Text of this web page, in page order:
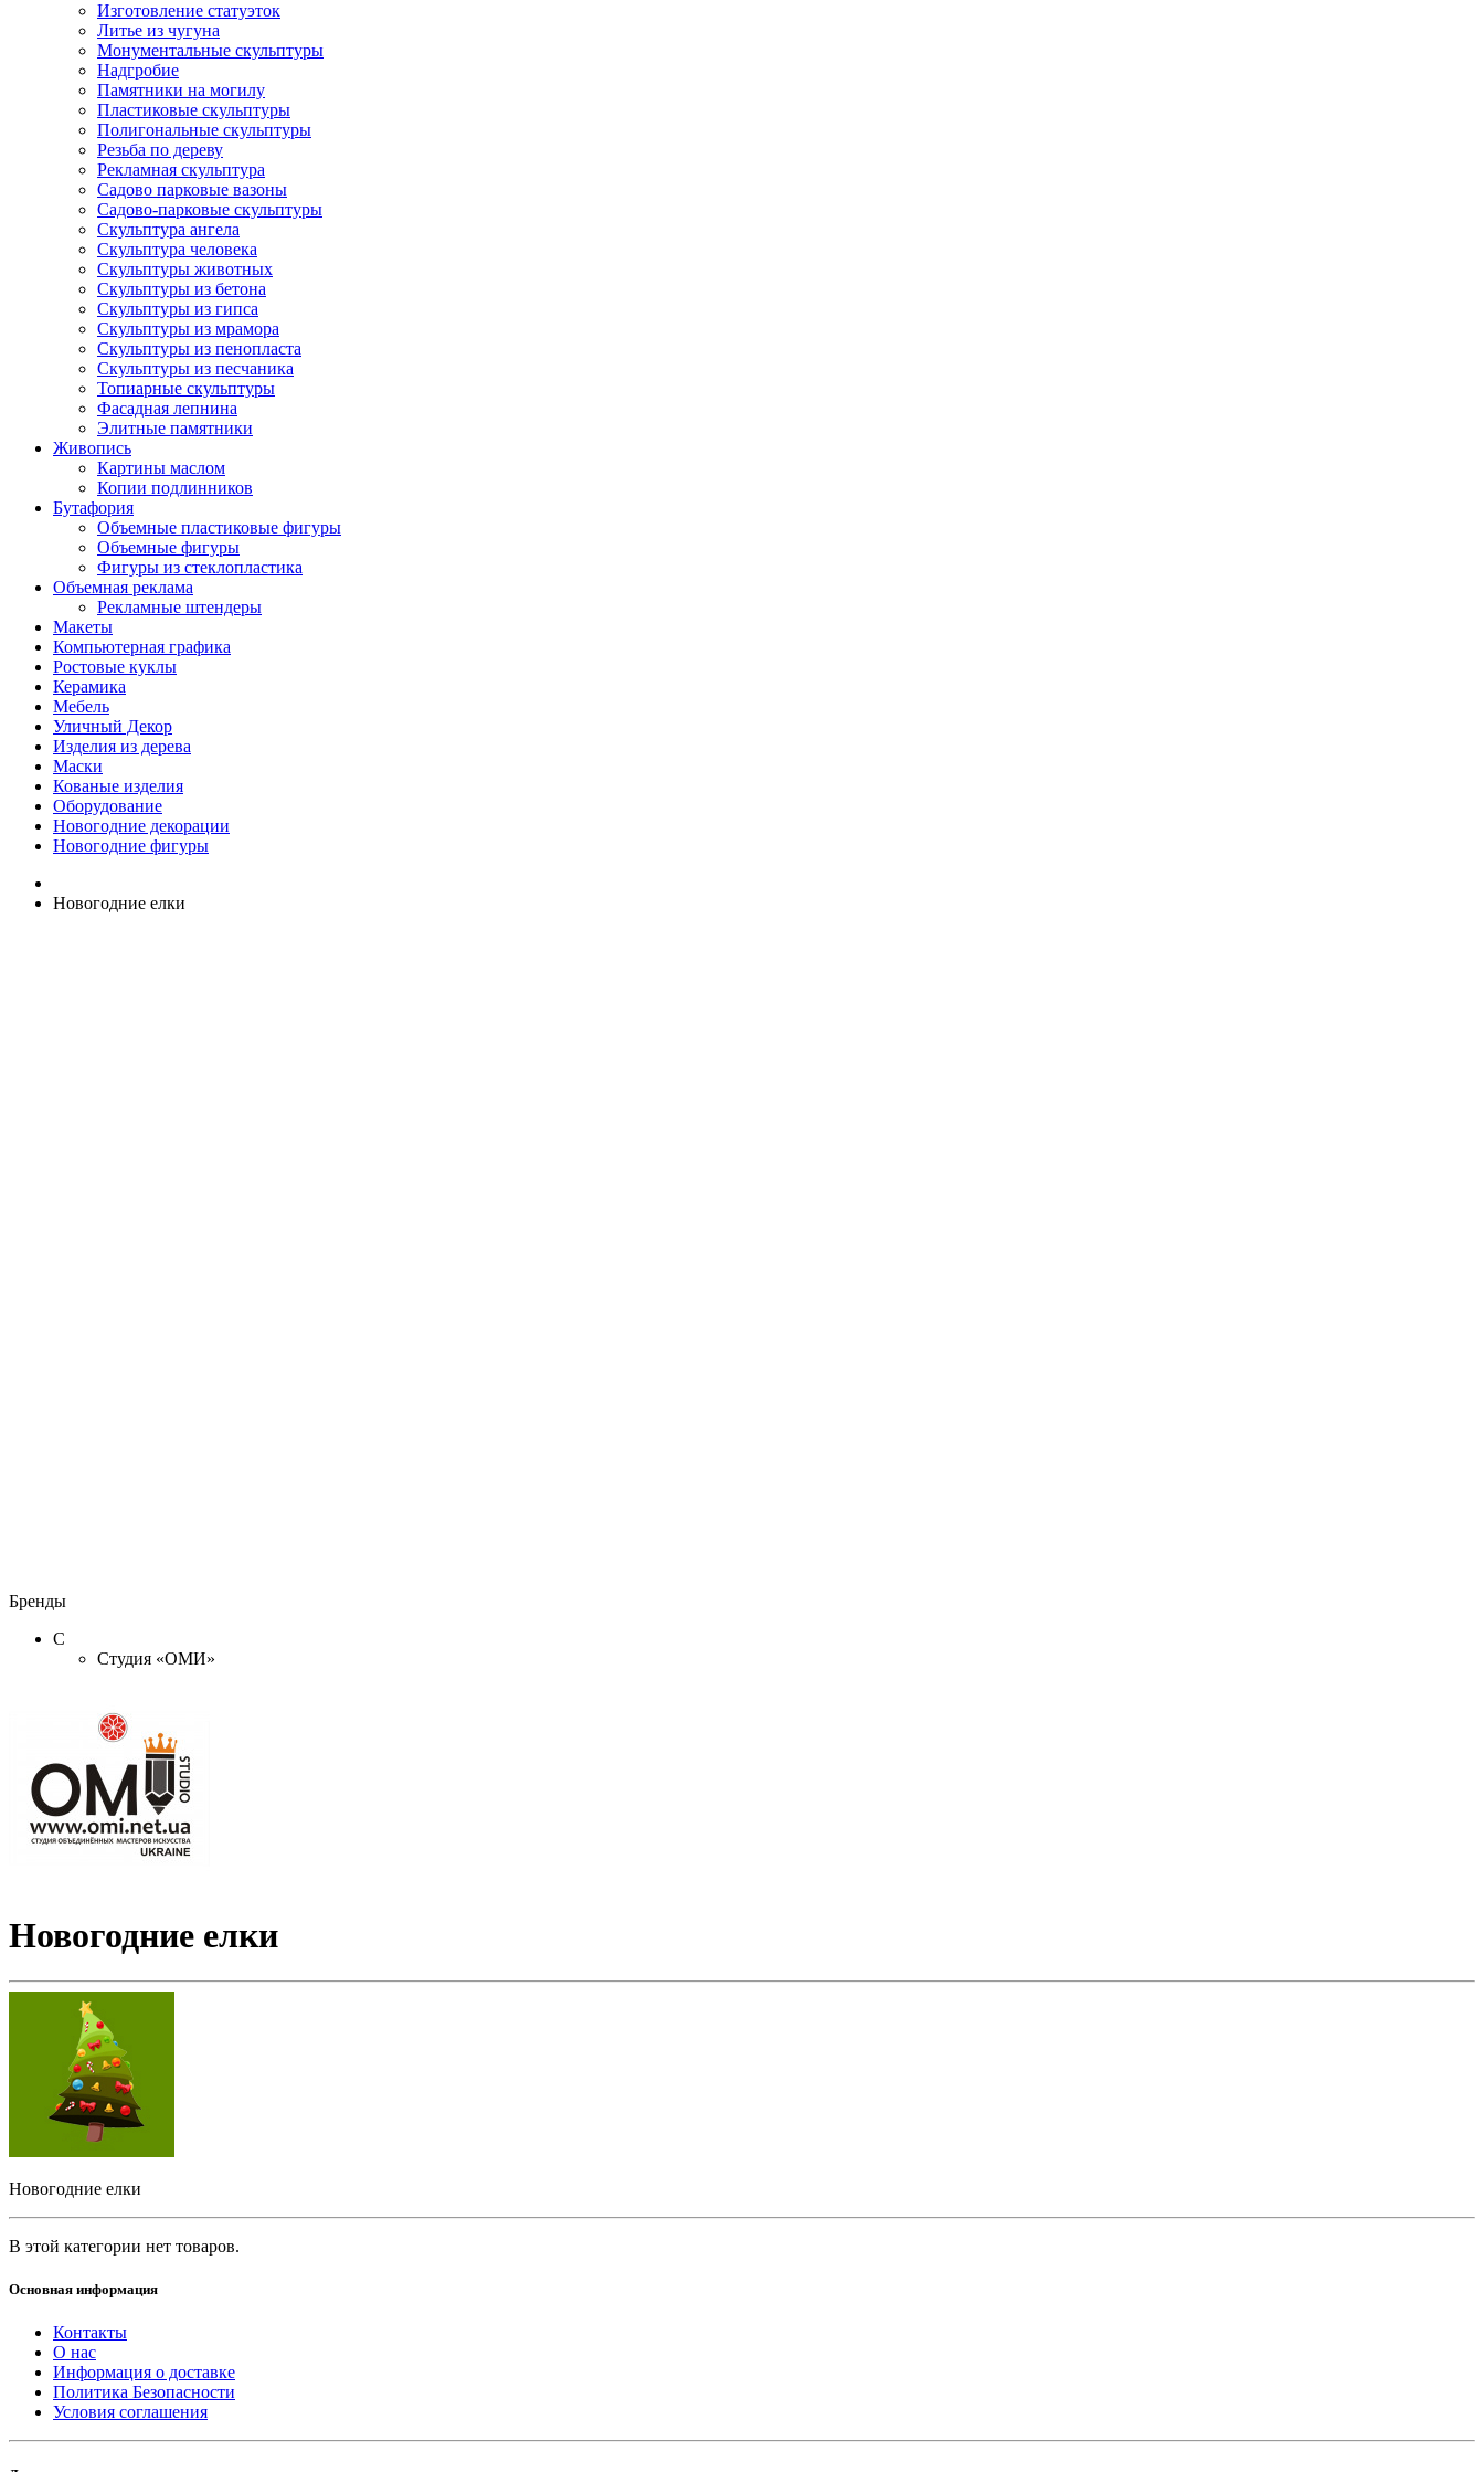
Изготовление статуэток
Литье из чугуна
Монументальные скульптуры
Надгробие
Памятники на могилу
Пластиковые скульптуры
Полигональные скульптуры
Резьба по дереву
Рекламная скульптура
Садово парковые вазоны
Садово-парковые скульптуры
Скульптура ангела
Скульптура человека
Скульптуры животных
Скульптуры из бетона
Скульптуры из гипса
Скульптуры из мрамора
Скульптуры из пенопласта
Скульптуры из песчаника
Топиарные скульптуры
Фасадная лепнина
Элитные памятники
Живопись
Картины маслом
Копии подлинников
Бутафория
Объемные пластиковые фигуры
Объемные фигуры
Фигуры из стеклопластика
Объемная реклама
Рекламные штендеры
Макеты
Компьютерная графика
Ростовые куклы
Керамика
Мебель
Уличный Декор
Изделия из дерева
Маски
Кованые изделия
Оборудование
Новогодние декорации
Новогодние фигуры
Новогодние елки
Бренды
С
Студия «ОМИ»
Новогодние елки
Новогодние елки
В этой категории нет товаров.
Основная информация
Контакты
О нас
Информация о доставке
Политика Безопасности
Условия соглашения